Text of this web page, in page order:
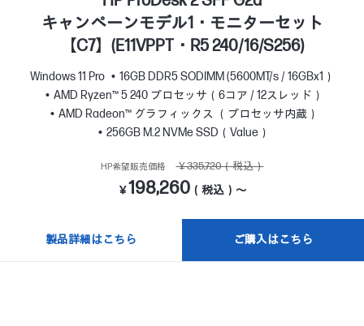
キャンペーンモデル1・モニターセット
【C7】(E11VPPT・R5 240/16/S256)
Windows 11 Pro
16GB DDR5 SODIMM (5600MT/s / 16GBx1）
AMD Ryzen™ 5 240 プロセッサ（6コア / 12スレッド）
AMD Radeon™ グラフィックス （プロセッサ内蔵）
256GB M.2 NVMe SSD（Value）
HP希望販売価格 ￥335,720（税込）
￥198,260 （税込）～
製品詳細はこちら ご購入はこちら